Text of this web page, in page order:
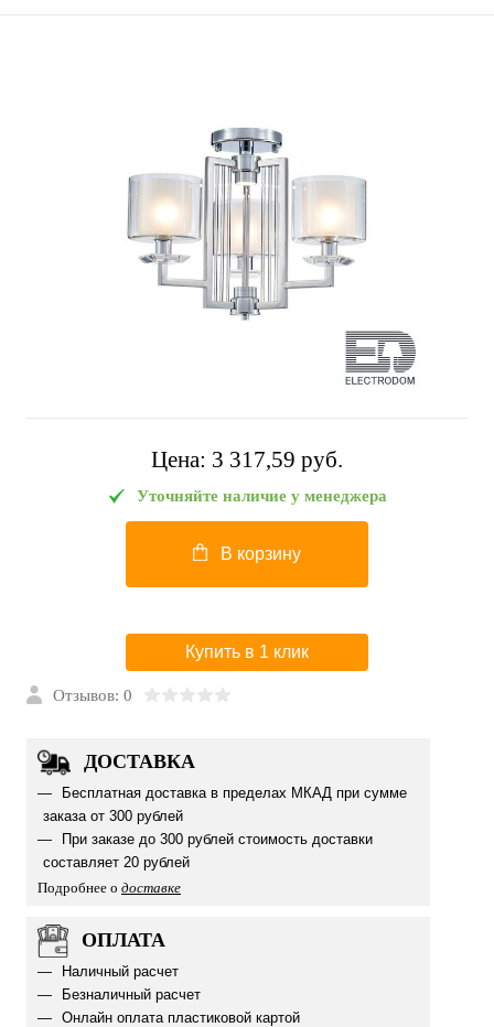
Цена: 3 317,59 pуб.
Уточняйте наличие у менеджера
В корзину
Купить в 1 клик
Отзывов: 0
ДОСТАВКА
Бесплатная доставка в пределах МКАД при сумме
заказа от 300 рублей
При заказе до 300 рублей стоимость доставки
составляет 20 рублей
Подробнее о доставке
ОПЛАТА
Наличный расчет
Безналичный расчет
Онлайн оплата пластиковой картой